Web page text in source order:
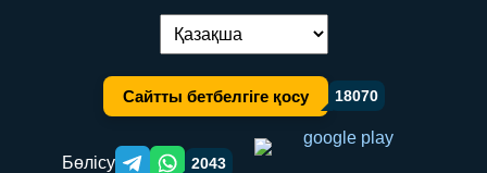
Тілді ауыстыру:
Сайтты бетбелгіге қосу 18070
Бөлісу Telegram orqali ulashish
WhatsApp orqali ulashish
2043